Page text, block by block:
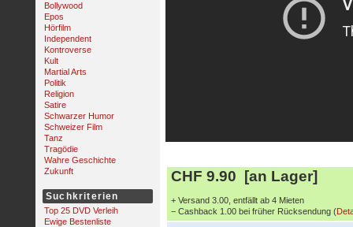
Bollywood
Epos
Hörfilm
Independent
Kontroverse
Kult
Martial Arts
Politik
Religion
Satire
Schwarzer Humor
Schweizer Film
Tanz
Tragödie
Wahre Geschichte
Zukunft
Suchkriterien
Top 25 DVD Verleih
Ewige Bestenliste
CHF 9.90 [an Lager]
+ Versand 3.00, entfällt ab 4 Mieten
− Cashback 1.00 bei früher Rücksendung (